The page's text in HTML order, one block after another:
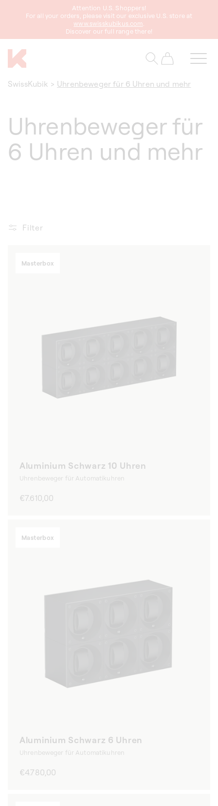
Attention U.S. Shoppers!
For all your orders, please visit our exclusive U.S. store at
www.swisskubikus.com
Discover our full range there!
Warenkorb
SwissKubik > Uhrenbeweger für 6 Uhren und mehr
Uhrenbeweger für
6 Uhren und mehr
Filter
Masterbox
Aluminium Schwarz 10 Uhren
Uhrenbeweger für Automatikuhren
Normaler
€7.610,00
Masterbox
Aluminium Schwarz 6 Uhren
Uhrenbeweger für Automatikuhren
Normaler
€4.780,00